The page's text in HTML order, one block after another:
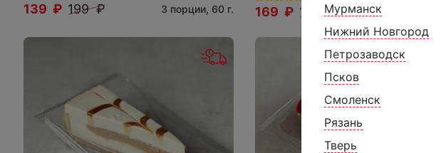
Мурманск
Нижний Новгород
Петрозаводск
Псков
Смоленск
Рязань
Тверь
139 ₽ 199 ₽ 3 порции, 60 г.
169 ₽ 199 ₽